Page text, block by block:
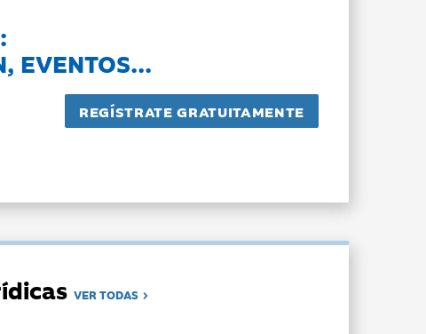
EVENTOS...
VER TODAS